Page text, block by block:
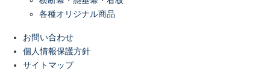
各種オリジナル商品
お問い合わせ
個人情報保護方針
サイトマップ